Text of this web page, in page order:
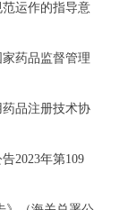
运作的指导意
药品监督管理
药品注册技术协
2023年第109